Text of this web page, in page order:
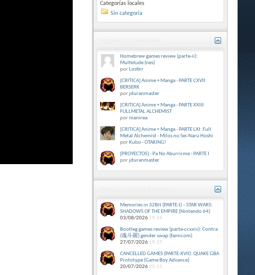
Categorías locales
Sin categoría
Homebrew games review (parte-ii):
Multidude (nes)
por Lostirr
[CRITICA] Anime + Manga - PARTE CXVII:
BERSERK
porjduranmaster
[CRITICA] Anime + Manga - PARTE XXIII:
FULLMETAL ALCHEMIST
pormanirea
[CRITICA] Anime + Manga - PARTE LXI: Full
Metal Alchemist - Milos no Sei-Naru Hoshi
por Kubo - OTAKING!
[PROYECTOS] - Pa No Aburrirme - PARTE I
porjduranmaster
Memories in 32Bit (PARTE-I) – STAR WARS:
SHADOWS OF THE EMPIRE (Nintendo 64)
03/08/2026 19:24
Bootleg games review (parte-ccxxiv): Contra
(魂斗羅) gender swap (famicom)
27/07/2026 19:37
CANCELLED GAMES (PARTE-XVII): QUAKE GBA
Prototype (Game Boy Advance)
20/07/2026 20:15